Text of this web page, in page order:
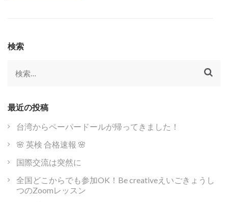
検索
検
最近の投稿
台湾からペーパードールが帰ってきました！
🌸 英検 合格速報 🌸
国際交流は突然に
全国どこからでも参加OK！Be creativeえいごきょうし
つのZoomレッスン